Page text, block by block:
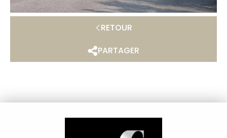
RETOUR
PARTAGER